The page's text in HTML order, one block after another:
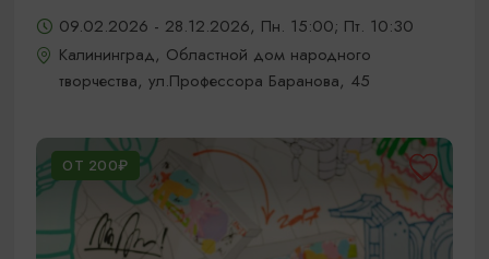
09.02.2026 - 28.12.2026, Пн. 15:00; Пт. 10:30
Калининград, Областной дом народного
творчества, ул.Профессора Баранова, 45
ОТ 200₽